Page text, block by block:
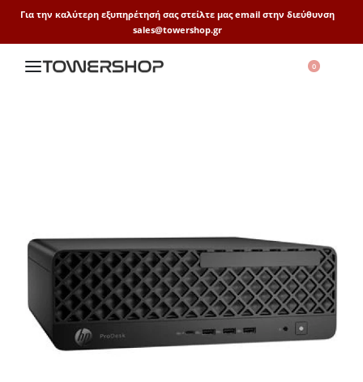
Για την καλύτερη εξυπηρέτησή σας στείλτε μας email στην διεύθυνση
sales@towershop.gr
0